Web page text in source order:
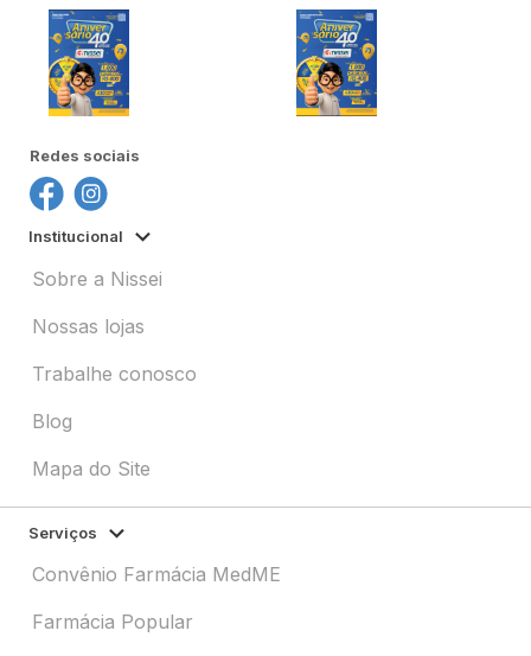
Redes sociais
Institucional
Sobre a Nissei
Nossas lojas
Trabalhe conosco
Blog
Mapa do Site
Serviços
Convênio Farmácia MedME
Farmácia Popular